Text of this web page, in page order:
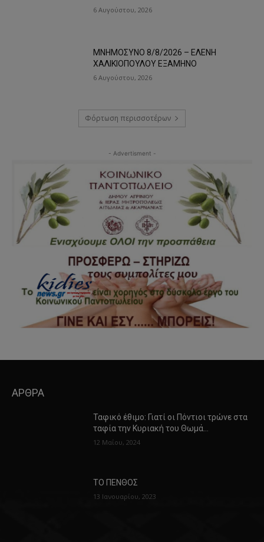
6 Αυγούστου, 2026
ΜΝΗΜΟΣΥΝΟ 8/8/2026 – ΕΛΕΝΗ
ΧΑΛΙΚΙΟΠΟΥΛΟΥ ΕΞΑΜΗΝΟ
6 Αυγούστου, 2026
Φόρτωση περισσοτέρων
- Advertisment -
ΑΡΘΡΑ
Ταφικό έθιμο: Γιατί οι Πόντιοι τρώνε στα
ταφία την Κυριακή του Θωμά…
12 Μαΐου, 2024
ΤΟ ΠΕΝΘΟΣ
13 Ιανουαρίου, 2023